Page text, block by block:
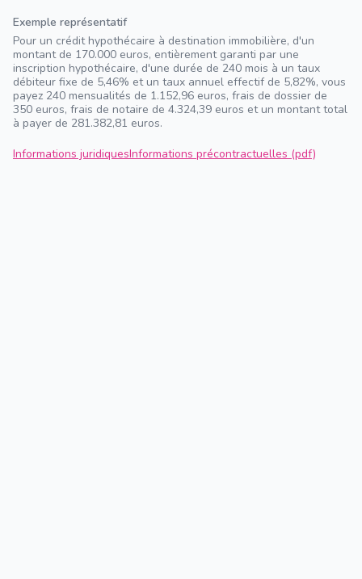
Exemple représentatif
Pour un crédit hypothécaire à destination immobilière, d'un
montant de 170.000 euros, entièrement garanti par une
inscription hypothécaire, d'une durée de 240 mois à un taux
débiteur fixe de 5,46% et un taux annuel effectif de 5,82%, vous
payez 240 mensualités de 1.152,96 euros, frais de dossier de
350 euros, frais de notaire de 4.324,39 euros et un montant total
à payer de 281.382,81 euros.
Informations juridiquesInformations précontractuelles (pdf)